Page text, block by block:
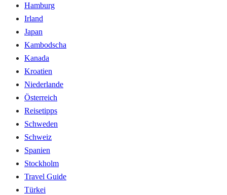
Hamburg
Irland
Japan
Kambodscha
Kanada
Kroatien
Niederlande
Österreich
Reisetipps
Schweden
Schweiz
Spanien
Stockholm
Travel Guide
Türkei